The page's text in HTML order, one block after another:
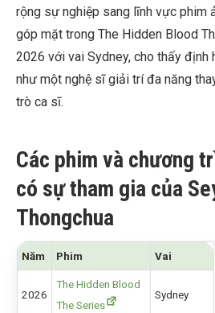
rộng sự nghiệp sang lĩnh vực phim
góp mặt trong The Hidden Blood
2026 với vai Sydney, cho thấy định
như một nghệ sĩ giải trí đa năng
trò ca sĩ.
Các phim và chương
có sự tham gia của
Thongchua
Năm Phim Vai
2026
The Hidden Blood
The Series
Sydney